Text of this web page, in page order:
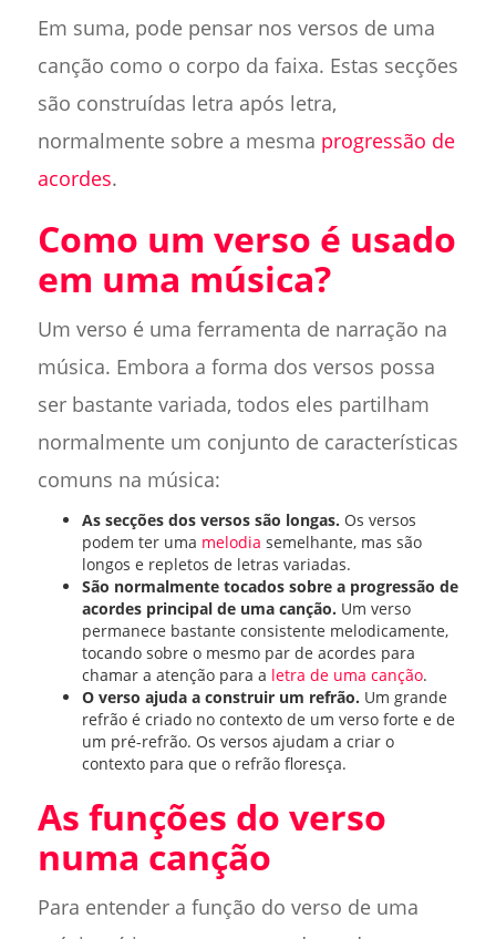
Em suma, pode pensar nos versos de uma
canção como o corpo da faixa. Estas secções
são construídas letra após letra,
normalmente sobre a mesma progressão de
acordes.
Como um verso é usado
em uma música?
Um verso é uma ferramenta de narração na
música. Embora a forma dos versos possa
ser bastante variada, todos eles partilham
normalmente um conjunto de características
comuns na música:
As secções dos versos são longas. Os versos
podem ter uma melodia semelhante, mas são
longos e repletos de letras variadas.
São normalmente tocados sobre a progressão de
acordes principal de uma canção. Um verso
permanece bastante consistente melodicamente,
tocando sobre o mesmo par de acordes para
chamar a atenção para a letra de uma canção.
O verso ajuda a construir um refrão. Um grande
refrão é criado no contexto de um verso forte e de
um pré-refrão. Os versos ajudam a criar o
contexto para que o refrão floresça.
As funções do verso
numa canção
Para entender a função do verso de uma